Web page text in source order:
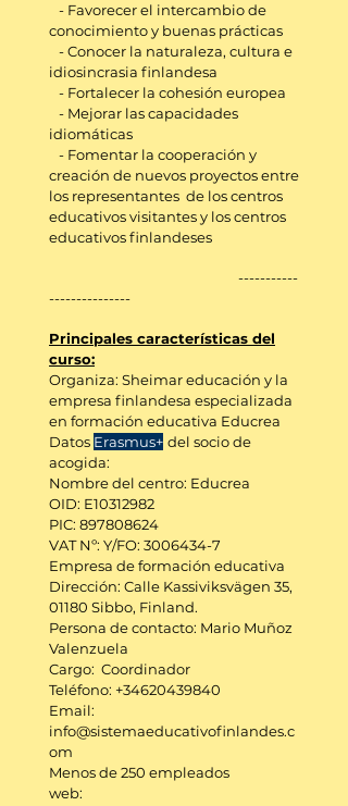
- Favorecer el intercambio de
conocimiento y buenas prácticas
- Conocer la naturaleza, cultura e
idiosincrasia finlandesa
- Fortalecer la cohesión europea
- Mejorar las capacidades
idiomáticas
- Fomentar la cooperación y
creación de nuevos proyectos entre
los representantes de los centros
educativos visitantes y los centros
educativos finlandeses
-----------
---------------
Principales características del
curso:
Organiza: Sheimar educación y la
empresa finlandesa especializada
en formación educativa Educrea
Datos Erasmus+ del socio de
acogida:
Nombre del centro: Educrea
OID: E10312982
PIC: 897808624
VAT Nº: Y/FO: 3006434-7
Empresa de formación educativa
Dirección: Calle Kassiviksvägen 35,
01180 Sibbo, Finland.
Persona de contacto: Mario Muñoz
Valenzuela
Cargo: Coordinador
Teléfono: +34620439840
Email:
info@sistemaeducativofinlandes.c
om
Menos de 250 empleados
web: